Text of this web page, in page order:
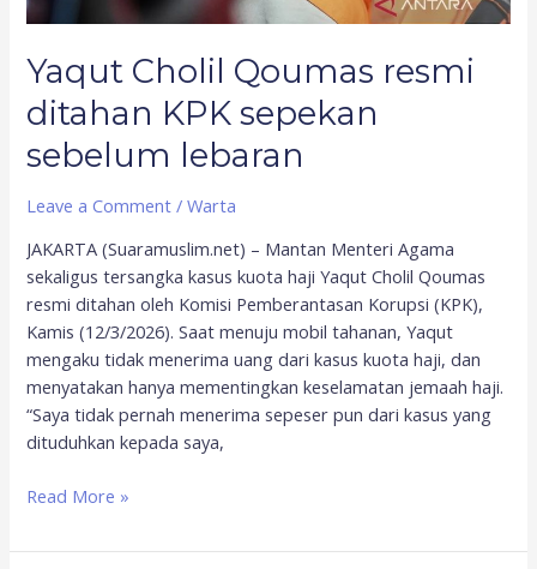
Yaqut Cholil Qoumas resmi
ditahan KPK sepekan
sebelum lebaran
Leave a Comment /Warta
JAKARTA (Suaramuslim.net) – Mantan Menteri Agama
sekaligus tersangka kasus kuota haji Yaqut Cholil Qoumas
resmi ditahan oleh Komisi Pemberantasan Korupsi (KPK),
Kamis (12/3/2026). Saat menuju mobil tahanan, Yaqut
mengaku tidak menerima uang dari kasus kuota haji, dan
menyatakan hanya mementingkan keselamatan jemaah haji.
“Saya tidak pernah menerima sepeser pun dari kasus yang
dituduhkan kepada saya,
Read More »